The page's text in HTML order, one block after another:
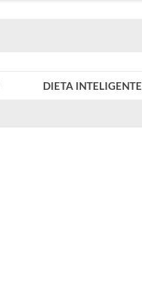
DIETA INTELIGENTE